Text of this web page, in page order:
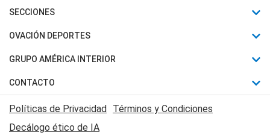
Últimas Noticias
Política
Judiciales
Economia
SECCIONES
Horóscopo
Motores
Trucos caseros
Series y Películas
Edictos y Solicitadas
OVACIÓN DEPORTES
Fútbol
Mundial
Automovilismo
Rugby
GRUPO AMÉRICA INTERIOR
Canal 7 en Vivo
CONTACTO
Acerca de Nosotros
Contactanos
Políticas de Privacidad Términos y Condiciones
Decálogo ético de IA